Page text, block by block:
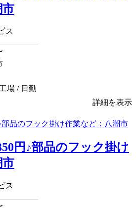
ス
場 / 日勤
詳細を表示
円♪部品のフック掛け
ス